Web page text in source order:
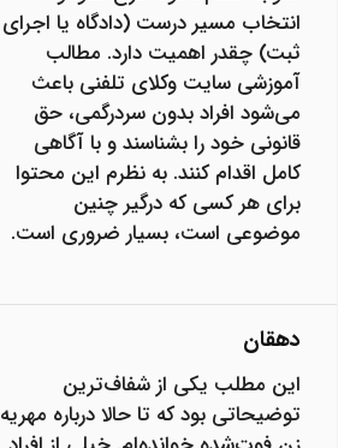
انتخاب مسیر درست (دادگاه یا اجرای
ثبت) چقدر اهمیت دارد. مطالب
آموزشی سایت وکلای تلفنی باعث
می‌شود افراد بدون سردرگمی، حق
قانونی خود را بشناسند و با آگاهی
کامل اقدام کنند. به نظرم این محتوا
برای هر کسی که درگیر چنین
موضوعی است، بسیار ضروری است.
دهقان
این مطلب یکی از شفاف‌ترین
توضیحاتی بود که تا حالا درباره مهریه